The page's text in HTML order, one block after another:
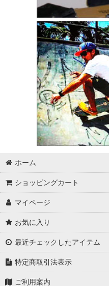
ホーム
ショッピングカート
マイページ
お気に入り
最近チェックしたアイテム
特定商取引法表示
ご利用案内